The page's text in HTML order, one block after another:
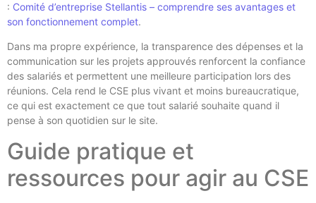
: Comité d’entreprise Stellantis – comprendre ses avantages et
son fonctionnement complet.
Dans ma propre expérience, la transparence des dépenses et la
communication sur les projets approuvés renforcent la confiance
des salariés et permettent une meilleure participation lors des
réunions. Cela rend le CSE plus vivant et moins bureaucratique,
ce qui est exactement ce que tout salarié souhaite quand il
pense à son quotidien sur le site.
Guide pratique et
ressources pour agir au CSE